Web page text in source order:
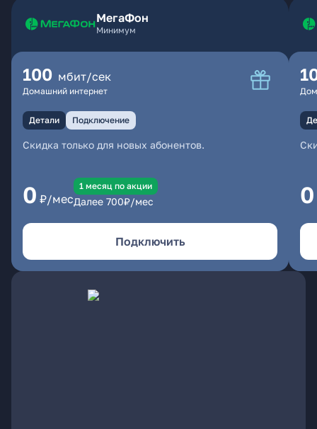
МегаФон
Минимум
100 мбит/сек
Домашний интернет
Детали Подключение
Скидка только для новых абонентов.
0 ₽/мес
1 месяц по акции
Далее 700₽/мес
Подключить
0